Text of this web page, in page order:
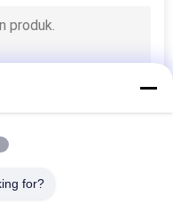
for?